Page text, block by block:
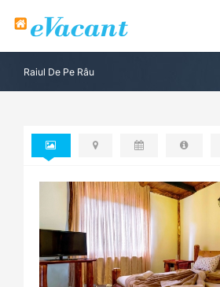
Raiul De Pe Râu